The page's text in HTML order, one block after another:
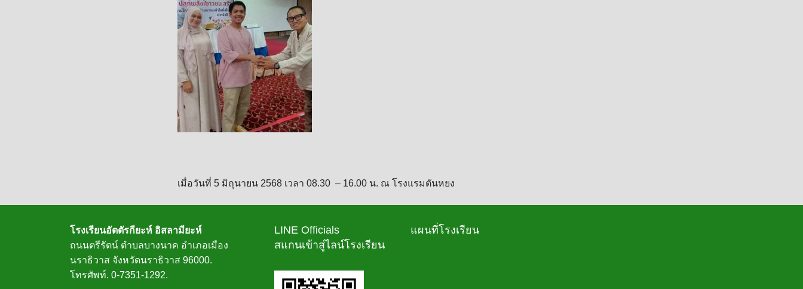
เมื่อวันที่ 5 มิถุนายน 2568 เวลา 08.30 – 16.00 น. ณ โรงแรมตันหยง
โรงเรียนอัตตัรกียะห์ อิสลามียะห์
ถนนตรีรัตน์ ตำบลบางนาค อำเภอเมือง
นราธิวาส จังหวัดนราธิวาส 96000.
โทรศัพท์. 0-7351-1292.
LINE Officials
สแกนเข้าสู่ไลน์โรงเรียน
แผนที่โรงเรียน